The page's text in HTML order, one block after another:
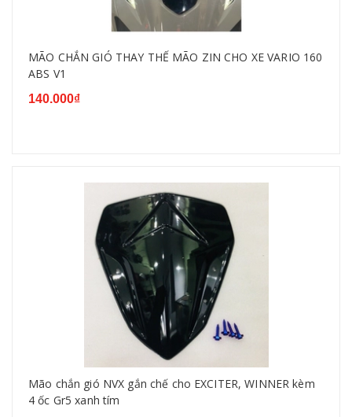
MÃO CHẮN GIÓ THAY THẾ MÃO ZIN CHO XE VARIO 160
ABS V1
140.000₫
Mão chắn gió NVX gắn chế cho EXCITER, WINNER kèm
4 ốc Gr5 xanh tím